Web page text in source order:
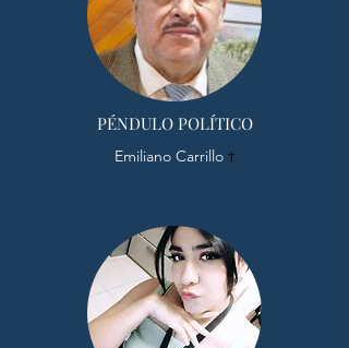
PÉNDULO POLÍTICO
Emiliano Carrillo †